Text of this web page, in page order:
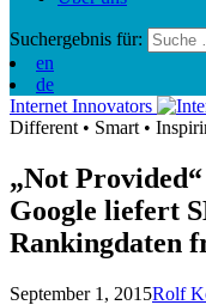
Suchergebnis für:
en
de
Internet Innovators
Different • Smart •
„Not
Google liefert
Rankingdaten
September 1, 2015Rolf